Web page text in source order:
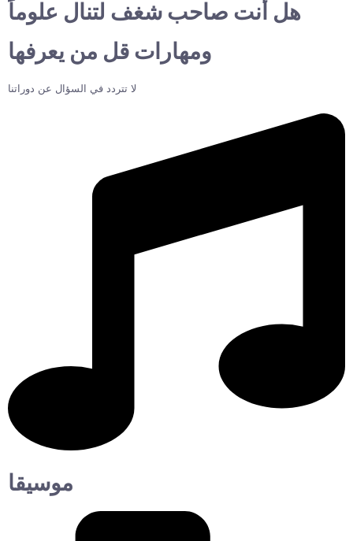
هل أنت صاحب شغف لتنال علوماً
ومهارات قل من يعرفها
لا تتردد في السؤال عن دوراتنا
موسيقا